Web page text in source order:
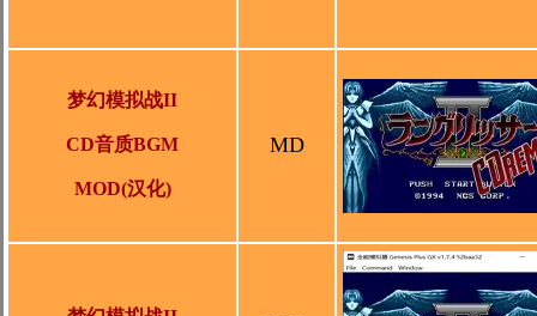
梦幻模拟战II
CD音质BGM
MOD(汉化)
MD